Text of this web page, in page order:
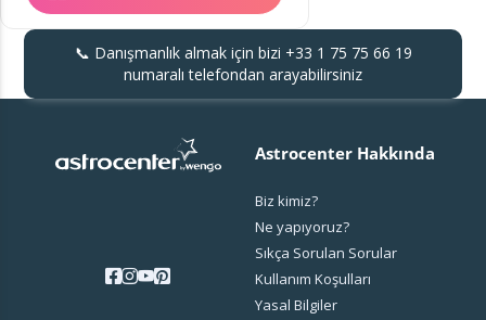
📞 Danışmanlık almak için bizi +33 1 75 75 66 19
numaralı telefondan arayabilirsiniz
Astrocenter Hakkında
Biz kimiz?
Ne yapıyoruz?
Sıkça Sorulan Sorular
Kullanım Koşulları
Yasal Bilgiler